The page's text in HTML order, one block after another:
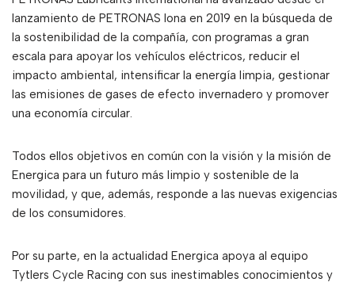
lanzamiento de PETRONAS Iona en 2019 en la búsqueda de
la sostenibilidad de la compañía, con programas a gran
escala para apoyar los vehículos eléctricos, reducir el
impacto ambiental, intensificar la energía limpia, gestionar
las emisiones de gases de efecto invernadero y promover
una economía circular.
Todos ellos objetivos en común con la visión y la misión de
Energica para un futuro más limpio y sostenible de la
movilidad, y que, además, responde a las nuevas exigencias
de los consumidores.
Por su parte, en la actualidad Energica apoya al equipo
Tytlers Cycle Racing con sus inestimables conocimientos y